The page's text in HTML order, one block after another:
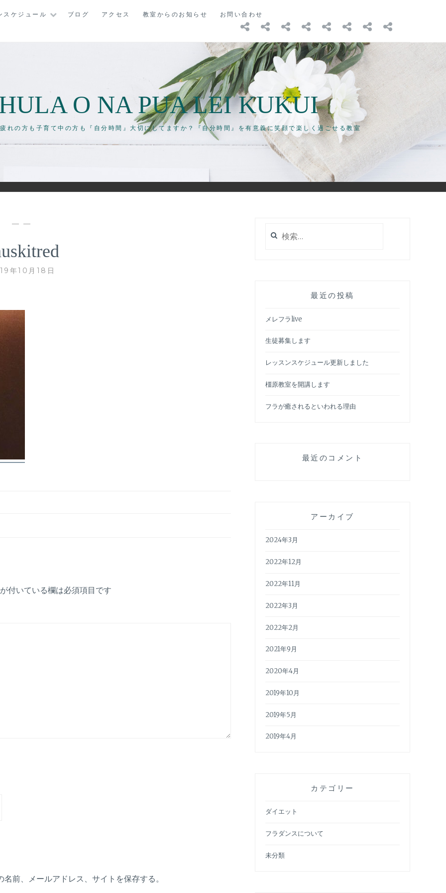
スケジュール ブログ アクセス 教室からのお知らせ お問い合わせ
ホ
ム
教
に
つ
い
て
講
の
ご
介
レ
ス
ン
ス
ケ
ジ
ュ
ー
ル
ブ
グ
ア
セ
ス
教
か
ら
の
お
知
ら
せ
い
わ
せ
O NA PUA LEI KUKUI
の方も子育て中の方も『自分時間』大切にしてますか？『自分時間』を有意義に笑顔で楽しく過ごせる教室
— —
年10月18日
付いている欄は必須項目です
前、メールアドレス、サイトを保存する。
索:
最近の投稿
メレフラlive
生徒募集します
レッスンスケジュール更新しました
橿原教室を開講します
フラが癒されるといわれる理由
最近のコメント
アーカイブ
2024年3月
2022年12月
2022年11月
2022年3月
2022年2月
2021年9月
2020年4月
2019年10月
2019年5月
2019年4月
カテゴリー
ダイエット
フラダンスについて
未分類